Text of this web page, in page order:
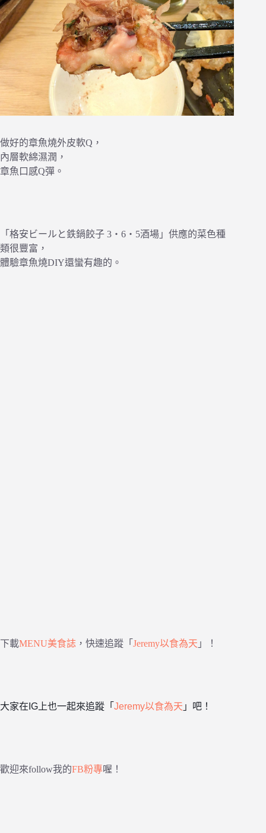
做好的章魚燒外皮軟Q，
內層軟綿濕潤，
章魚口感Q彈。
「格安ビールと鉄鍋餃子 3・6・5酒場」供應的菜色種
類很豐富，
體驗章魚燒DIY還蠻有趣的。
下載MENU美食誌 ，快速追蹤「 Jeremy以食為天 」！
大家在IG上也一起來追蹤「 Jeremy以食為天 」吧！
歡迎來follow我的FB粉專喔！